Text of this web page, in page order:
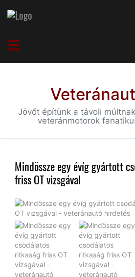
Jövőt építünk a távoli
veteránmotorok
Mindössze egy évíg gyártott
friss OT vizsgával